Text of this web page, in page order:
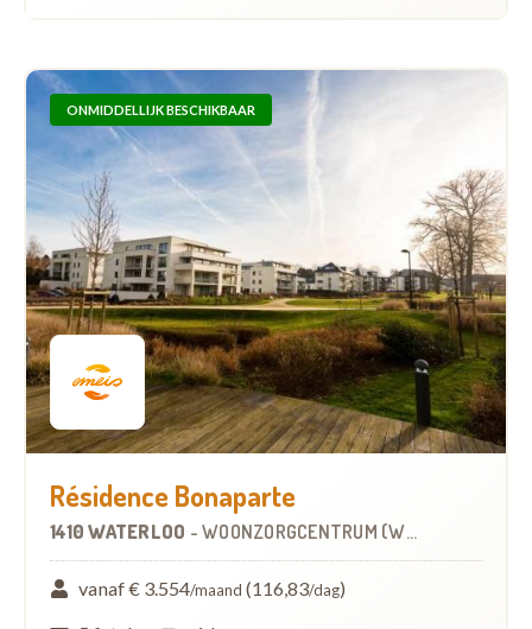
ONMIDDELLIJK BESCHIKBAAR
Résidence Bonaparte
1410 WATERLOO - WOONZORGCENTRUM (WZC)
vanaf € 3.554/maand (116,83/dag)